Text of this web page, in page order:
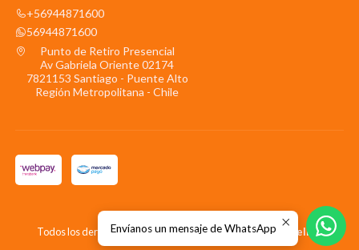
+56944871600
56944871600
Punto de Retiro Presencial
Av Gabriela Oriente 02174
7821153 Santiago - Puente Alto
Región Metropolitana - Chile
Todos los derechos reservados.Desarrollado por Jumpseller.
Envíanos un mensaje de WhatsApp